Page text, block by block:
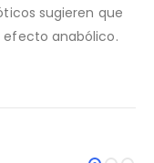
sugieren que
anabólico.